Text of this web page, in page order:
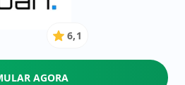
6.1
de
5
6,1
AGORA